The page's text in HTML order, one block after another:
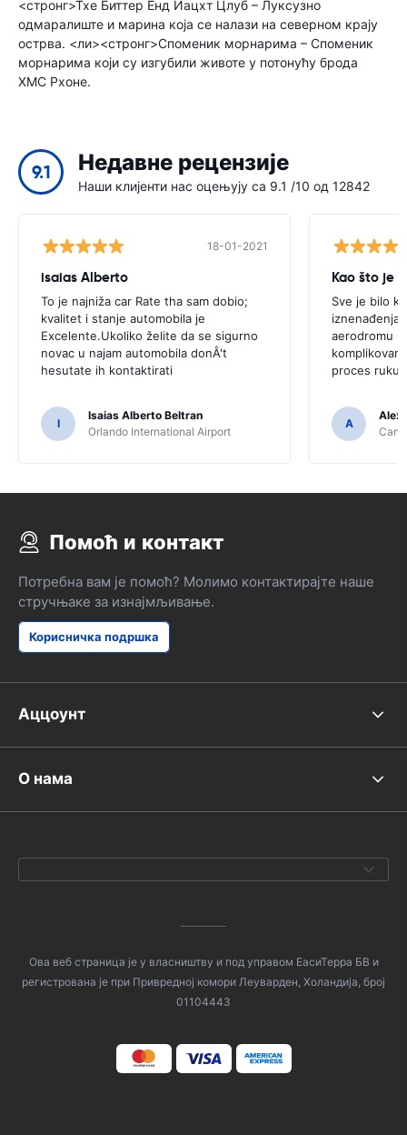
<стронг>Тхе Биттер Енд Иацхт Цлуб – Луксузно
одмаралиште и марина која се налази на северном крају
острва. <ли><стронг>Споменик морнарима – Споменик
морнарима који су изгубили животе у потонућу брода
ХМС Рхоне.
9.1 Недавне рецензије
Наши клијенти нас оцењују са 9.1 /10 од 12842
18-01-2021
isaias Alberto
To je najniža car Rate tha sam dobio;
kvalitet i stanje automobila je
Excelente.Ukoliko želite da se sigurno
novac u najam automobila donÂ't
hesutate ih kontaktirati
I
Isaias Alberto Beltran
Orlando International Airport
Kao što je
Sve je bilo
aerodromu
proces
A
Alex
Помоћ и контакт
Потребна вам је помоћ? Молимо контактирајте наше
стручњаке за изнајмљивање.
Корисничка подршка
Аццоунт
О нама
Ова веб страница је у власништву и под управом ЕасиТерра БВ и
регистрована је при Привредној комори Леуварден, Холандија, број
01104443